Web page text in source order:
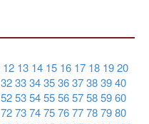
12 13 14 15 16 17 18 1920
323334353637383940
525354555657585960
727374757677787980